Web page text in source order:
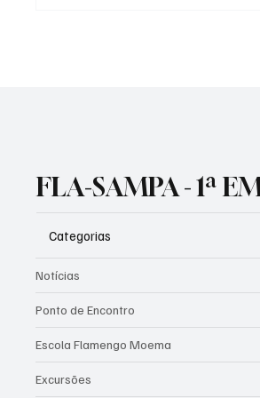
FLA-SAMPA - 1ª
Categorias
Notícias
Ponto de Encontro
Escola Flamengo Moema
Excursões